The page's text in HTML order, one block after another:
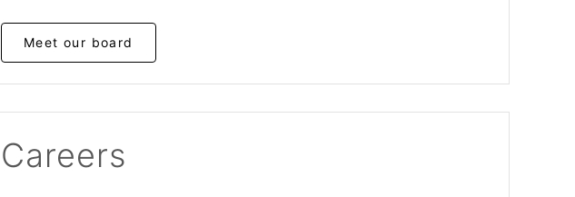
Meet our board
Careers